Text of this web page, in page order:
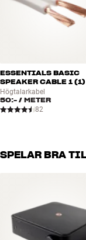
ESSENTIALS BASIC
SPEAKER CABLE 1 (1)
Högtalarkabel
50:- / METER
82
SPELAR BRA